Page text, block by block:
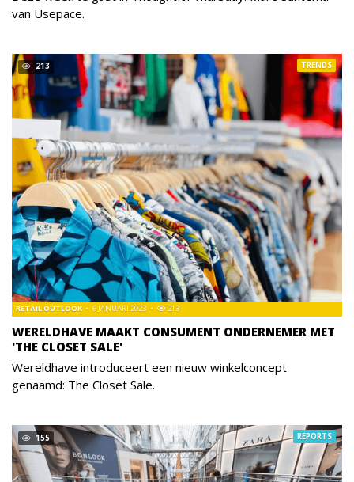
van Usepace.
213
WERELDHAVE MAAKT CONSUMENT ONDERNEMER MET
'THE CLOSET SALE'
RETAIL OUTLOOK 6 JANUARI 2023 213
TRENDS
Wereldhave introduceert een nieuw winkelconcept
genaamd: The Closet Sale.
155 REPORTS